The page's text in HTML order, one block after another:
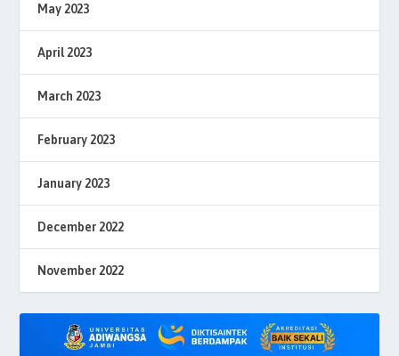
May 2023
April 2023
March 2023
February 2023
January 2023
December 2022
November 2022